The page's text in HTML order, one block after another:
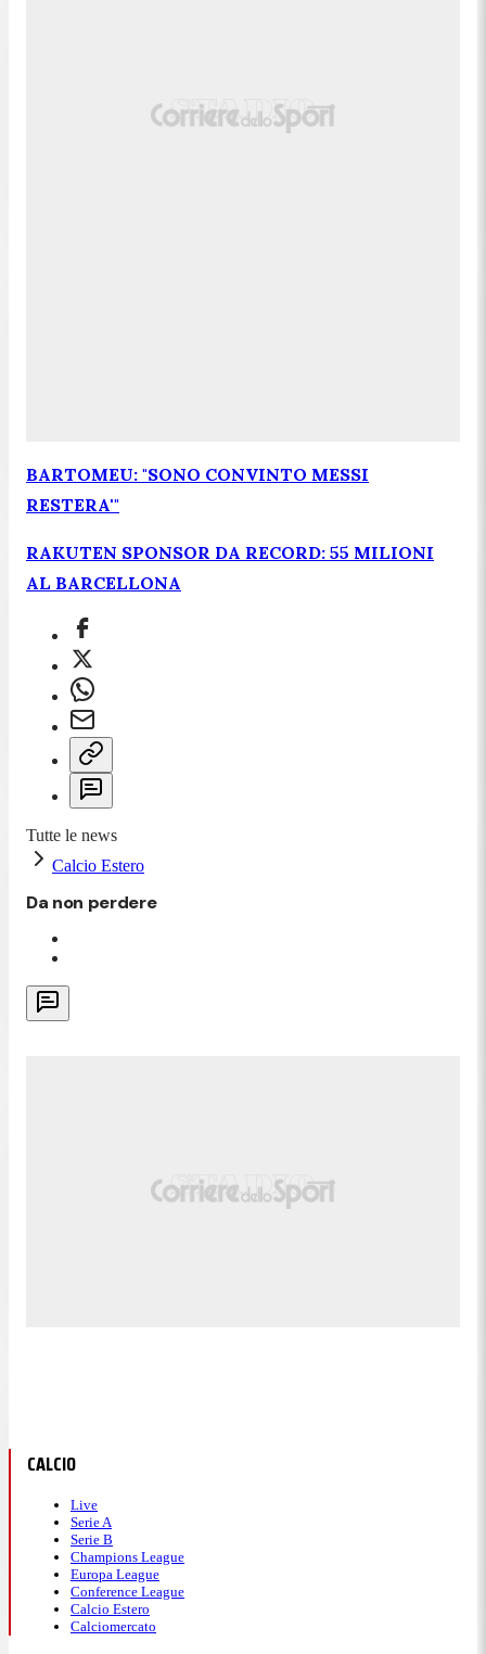
BARTOMEU: "SONO CONVINTO MESSI
RESTERA'"
RAKUTEN SPONSOR DA RECORD: 55 MILIONI
AL BARCELLONA
Tutte le news
Calcio Estero
Da non perdere
CALCIO
Live
Serie A
Serie B
Champions League
Europa League
Conference League
Calcio Estero
Calciomercato